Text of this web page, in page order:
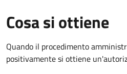
Cosa si ottiene
Quando il procedimento
positivamente si ottiene